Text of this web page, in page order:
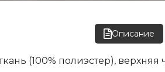
Описание
(100% полиэстер),